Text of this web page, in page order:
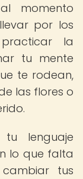
momento
por los
la
tu mente
te rodean,
las flores o
lenguaje
lo que falta
tus